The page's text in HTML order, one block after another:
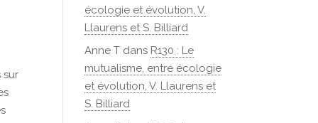
sur
écologie et évolution, V.
Llaurens et S. Billiard
Anne T dans R130 : Le
mutualisme, entre écologie
et évolution, V. Llaurens et
S. Billiard